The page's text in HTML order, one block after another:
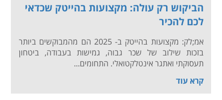
הביקוש רק עולה: מקצועות בהייטק שכדאי
לכם להכיר
אמ;לק: מקצועות בהייטק ב- 2025 הם מהמבוקשים ביותר
בזכות שילוב של שכר גבוה, גמישות בעבודה, ביטחון
תעסוקתי ואתגר אינטלקטואלי. התחומים...
קרא עוד